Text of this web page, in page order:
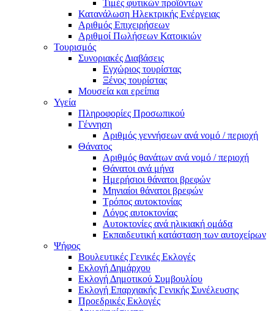
Τιμές φυτικών προϊόντων
Κατανάλωση Ηλεκτρικής Ενέργειας
Αριθμός Επιχειρήσεων
Αριθμοί Πωλήσεων Κατοικιών
Τουρισμός
Συνοριακές Διαβάσεις
Εγχώριος τουρίστας
Ξένος τουρίστας
Μουσεία και ερείπια
Υγεία
Πληροφορίες Προσωπικού
Γέννηση
Αριθμός γεννήσεων ανά νομό / περιοχή
Θάνατος
Αριθμός θανάτων ανά νομό / περιοχή
Θάνατοι ανά μήνα
Ημερήσιοι θάνατοι βρεφών
Μηνιαίοι θάνατοι βρεφών
Τρόπος αυτοκτονίας
Λόγος αυτοκτονίας
Αυτοκτονίες ανά ηλικιακή ομάδα
Εκπαιδευτική κατάσταση των αυτοχείρων
Ψήφος
Βουλευτικές Γενικές Εκλογές
Εκλογή Δημάρχου
Εκλογή Δημοτικού Συμβουλίου
Εκλογή Επαρχιακής Γενικής Συνέλευσης
Προεδρικές Εκλογές